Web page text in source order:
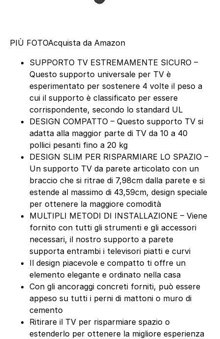
PIÙ FOTOAcquista da Amazon
SUPPORTO TV ESTREMAMENTE SICURO –
Questo supporto universale per TV è
esperimentato per sostenere 4 volte il peso a
cui il supporto è classificato per essere
corrispondente, secondo lo standard UL
DESIGN COMPATTO – Questo supporto TV si
adatta alla maggior parte di TV da 10 a 40
pollici pesanti fino a 20 kg
DESIGN SLIM PER RISPARMIARE LO SPAZIO –
Un supporto TV da parete articolato con un
braccio che si ritrae di 7,98cm dalla parete e si
estende al massimo di 43,59cm, design speciale
per ottenere la maggiore comodità
MULTIPLI METODI DI INSTALLAZIONE – Viene
fornito con tutti gli strumenti e gli accessori
necessari, il nostro supporto a parete
supporta entrambi i televisori piatti e curvi
Il design piacevole e compatto ti offre un
elemento elegante e ordinato nella casa
Con gli ancoraggi concreti forniti, può essere
appeso su tutti i perni di mattoni o muro di
cemento
Ritirare il TV per risparmiare spazio o
estenderlo per ottenere la migliore esperienza